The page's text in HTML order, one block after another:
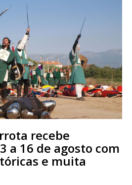
recebe
a 16 de agosto com
e muita